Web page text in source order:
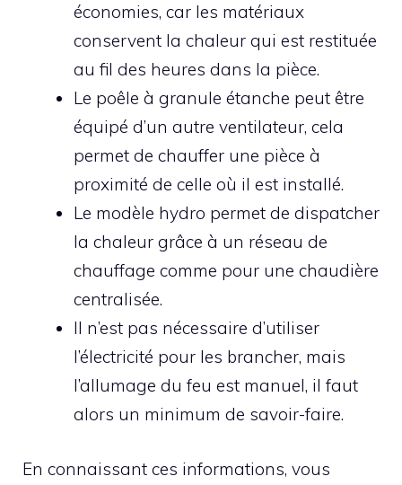
économies, car les matériaux
conservent la chaleur qui est restituée
au fil des heures dans la pièce.
Le poêle à granule étanche peut être
équipé d’un autre ventilateur, cela
permet de chauffer une pièce à
proximité de celle où il est installé.
Le modèle hydro permet de dispatcher
la chaleur grâce à un réseau de
chauffage comme pour une chaudière
centralisée.
Il n’est pas nécessaire d’utiliser
l’électricité pour les brancher, mais
l’allumage du feu est manuel, il faut
alors un minimum de savoir-faire.
En connaissant ces informations, vous